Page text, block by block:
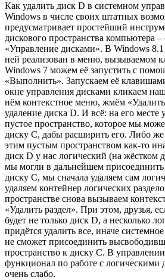
Как удалить диск D в системном
Windows в числе своих штатных
предусматривает простейший
дискового пространства компьютера
«Управление дисками». В Windows
ней реализован в меню, вызываемом
Windows 7 можем её запустить с
«Выполнить». Запускаем её
окне управления дисками кликаем
нём контекстное меню, жмём
удаление диска D. И всё: на его месте
пустое пространство, которое мы
диску C, дабы расширить его. Либо
этим пустым пространством как-то
диск D у нас логический (на жёстком
мы могли в дальнейшем присоединить
диску С, мы сначала удаляем сам
удаляем контейнер логических
пространстве снова вызываем
«Удалить раздел». При этом, друзья,
будет не только диск D, а несколько
придётся удалить все, иначе
не сможет присоединить
пространство к диску С. В
функционал по работе с логическими
очень слабо.